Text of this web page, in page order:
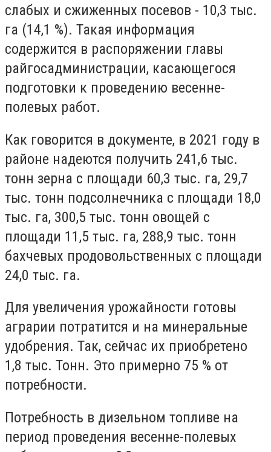
слабых и сжиженных посевов - 10,3 тыс.
га (14,1 %). Такая информация
содержится в распоряжении главы
райгосадминистрации, касающегося
подготовки к проведению весенне-
полевых работ.
Как говорится в документе, в 2021 году в
районе надеются получить 241,6 тыс.
тонн зерна с площади 60,3 тыс. га, 29,7
тыс. тонн подсолнечника с площади 18,0
тыс. га, 300,5 тыс. тонн овощей с
площади 11,5 тыс. га, 288,9 тыс. тонн
бахчевых продовольственных с площади
24,0 тыс. га.
Для увеличения урожайности готовы
аграрии потратится и на минеральные
удобрения. Так, сейчас их приобретено
1,8 тыс. Тонн. Это примерно 75 % от
потребности.
Потребность в дизельном топливе на
период проведения весенне-полевых